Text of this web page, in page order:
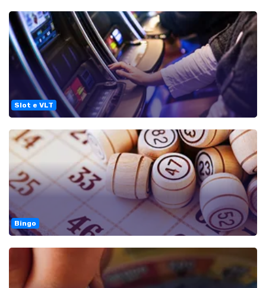
Slot e VLT
Bingo